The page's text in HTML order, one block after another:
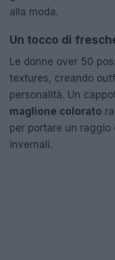
alla moda.
Un tocco di
Le donne over 50
textures, creando
personalità. Un
maglione colorato
per portare un
invernali.